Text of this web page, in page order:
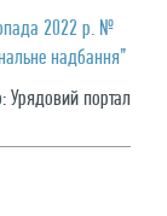
2022 р. №
надбання”
Урядовий портал